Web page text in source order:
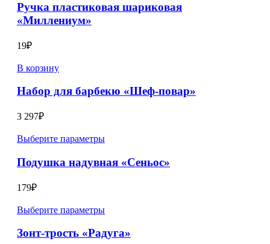
Ручка пластиковая шариковая
«Миллениум»
19₽
В корзину
Набор для барбекю «Шеф-повар»
3 297₽
Выберите параметры
Подушка надувная «Сеньос»
179₽
Выберите параметры
Зонт-трость «Радуга»